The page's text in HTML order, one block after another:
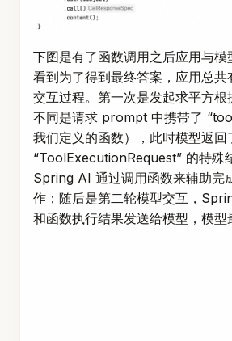
下图是有了函数调用之后应用与模
看到为了得到最终答案，应用总共
交互过程。第一次是发起求平方根
不同是请求 prompt 中携带了
我们定义的函数），此时模型返回
“ToolExecutionRequest” 的特殊
Spring AI 通过调用函数来辅助完
作；随后是第二轮模型交互，
和函数执行结果发送给模型，模型